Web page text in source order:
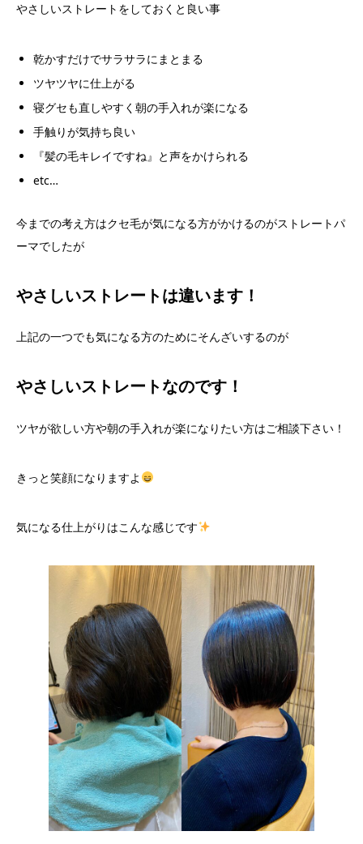
やさしいストレートをしておくと良い事
乾かすだけでサラサラにまとまる
ツヤツヤに仕上がる
寝グセも直しやすく朝の手入れが楽になる
手触りが気持ち良い
『髪の毛キレイですね』と声をかけられる
etc…
今までの考え方はクセ毛が気になる方がかけるのがストレートパ
ーマでしたが
やさしいストレートは違います！
上記の一つでも気になる方のためにそんざいするのが
やさしいストレートなのです！
ツヤが欲しい方や朝の手入れが楽になりたい方はご相談下さい！
きっと笑顔になりますよ
気になる仕上がりはこんな感じです